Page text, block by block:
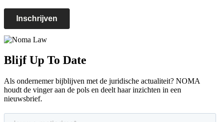
Blijf Up To Date
Als ondernemer bijblijven met de juridische actualiteit? NOMA
houdt de vinger aan de pols en deelt haar inzichten in een
nieuwsbrief.